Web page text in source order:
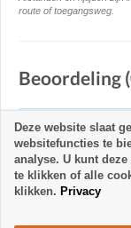
route of toegangsweg.
Beoordeling
Alle
Deze website slaat
websitefuncties te
analyse. U kunt
te klikken of alle
klikken. Privacy